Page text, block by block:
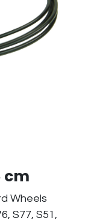
cm
Wheels
S77, S51,